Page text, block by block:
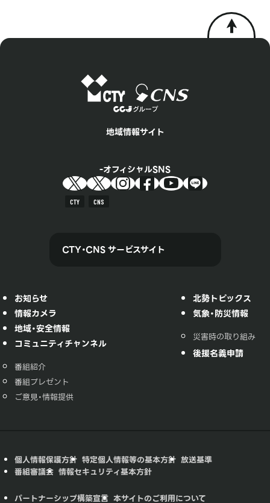
地域情報サイト
オフィシャルSNS
CTY CNS
CTY・CNS サービスサイト
お知らせ
情報カメラ
地域・安全情報
コミュニティチャンネル
番組紹介
番組プレゼント
ご意見・情報提供
北勢トピックス
気象・防災情報
災害時の取り組み
後援名義申請
個人情報保護方針 特定個人情報等の基本方針 放送基準
番組審議会 情報セキュリティ基本方針
パートナーシップ構築宣言 本サイトのご利用について